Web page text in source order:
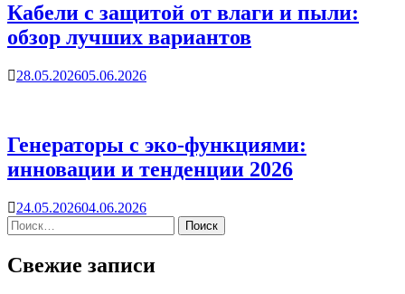
Кабели с защитой от влаги и пыли:
обзор лучших вариантов
28.05.202605.06.2026
Генераторы с эко-функциями:
инновации и тенденции 2026
24.05.202604.06.2026
Свежие записи